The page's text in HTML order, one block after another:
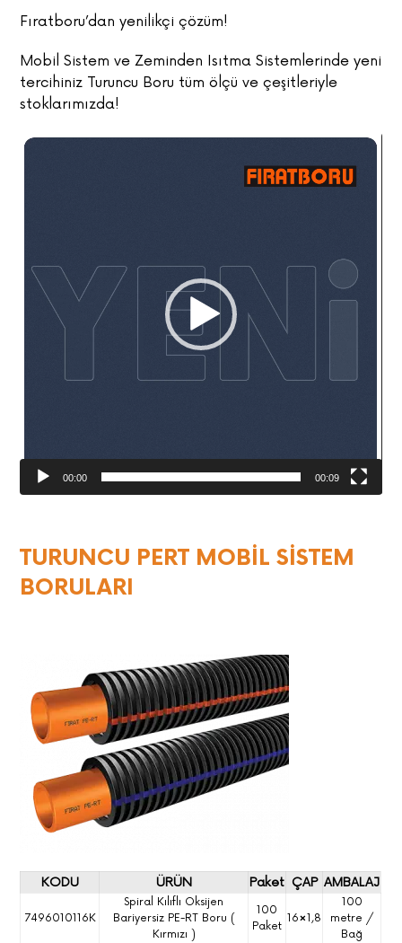
Fıratboru’dan yenilikçi çözüm!
Mobil Sistem ve Zeminden Isıtma Sistemlerinde yeni
tercihiniz Turuncu Boru tüm ölçü ve çeşitleriyle
stoklarımızda!
Video
00:00 00:09
TURUNCU PERT MOBİL SİSTEM
BORULARI
KODU ÜRÜN Paket ÇAP AMBALAJ
7496010116K
Spiral Kılıflı Oksijen
Bariyersiz PE-RT Boru (
Kırmızı )
100
Paket
16×1,8
100
metre /
Bağ